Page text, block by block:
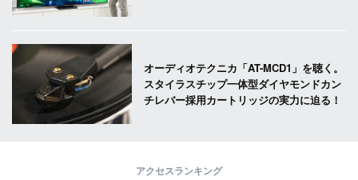
オーディオテクニカ「AT-MCD1」を聴く。
スタイラスチップ一体型ダイヤモンドカン
チレバー採用カートリッジの実力に迫る！
アクセスランキング